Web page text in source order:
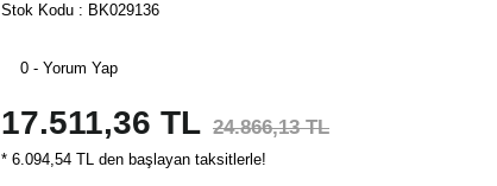
Stok Kodu : BK029136
0 - Yorum Yap
17.511,36 TL 24.866,13 TL
* 6.094,54 TL den başlayan taksitlerle!